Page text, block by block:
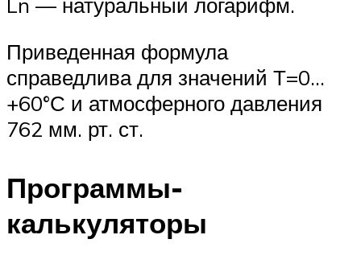
Приведенная формула
справедлива для значений Т=0…
+60°С и атмосферного давления
762 мм. рт. ст.
Программы-
калькуляторы